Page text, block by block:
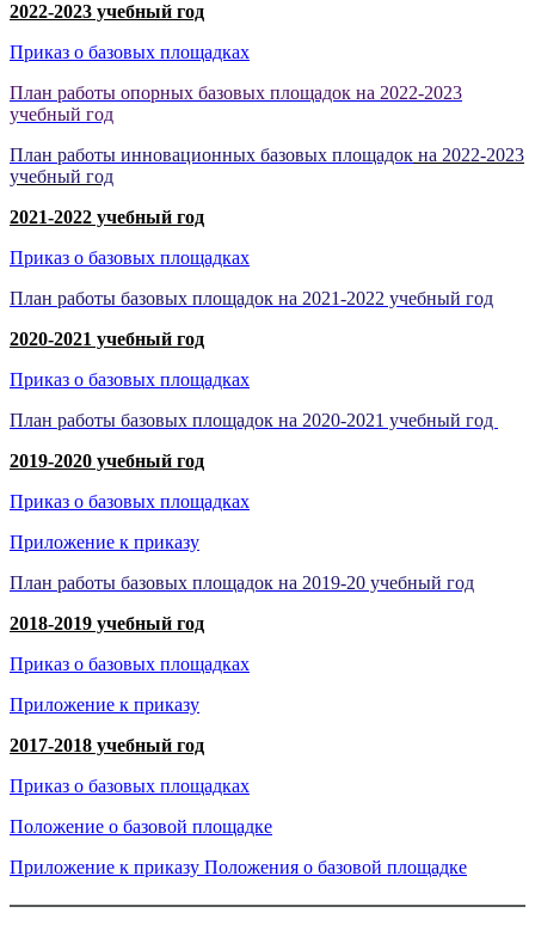
2022-2023 учебный год
Приказ о базовых площадках
План работы опорных базовых площадок на 2022-2023
учебный год
План работы инновационных базовых площадок на 2022-2023
учебный год
2021-2022 учебный год
Приказ о базовых площадках
План работы базовых площадок на 2021-2022 учебный год
2020-2021 учебный год
Приказ о базовых площадках
План работы базовых площадок на 2020-2021 учебный год
2019-2020 учебный год
Приказ о базовых площадках
Приложение к приказу
План работы базовых площадок на 2019-20 учебный год
2018-2019 учебный год
Приказ о базовых площадках
Приложение к приказу
2017-2018 учебный год
Приказ о базовых площадках
Положение о базовой площадке
Приложение к приказу Положения о базовой площадке